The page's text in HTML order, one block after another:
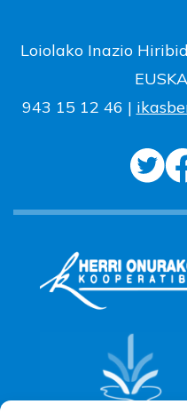
Loiolako Inazio
943 15 12 46 |